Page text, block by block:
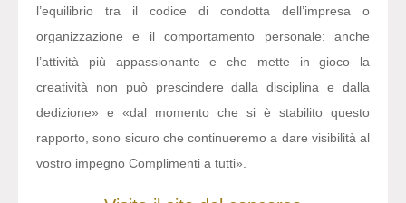
l’equilibrio tra il codice di condotta dell’impresa o
organizzazione e il comportamento personale: anche
l’attività più appassionante e che mette in gioco la
creatività non può prescindere dalla disciplina e dalla
dedizione» e «dal momento che si è stabilito questo
rapporto, sono sicuro che continueremo a dare visibilità al
vostro impegno Complimenti a tutti».